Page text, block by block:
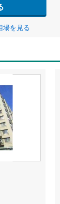
場を見る